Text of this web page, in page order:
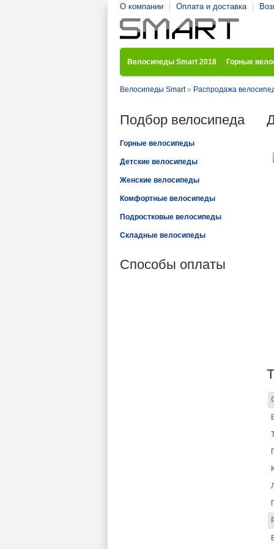
О компании Оплата и доставка
Велосипеды Smart 2018 Горные
Велосипеды Smart» Распродажа
Подбор велосипеда
Горные велосипеды
Детские велосипеды
Женские велосипеды
Комфортные велосипеды
Подростковые велосипеды
Складные велосипеды
Способы оплаты